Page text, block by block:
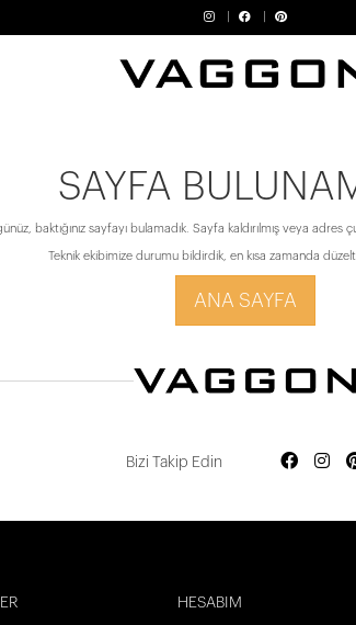
SAYFA
baktığınız sayfayı bulamadık. Sayfa kaldırılmış veya adres
Teknik ekibimize durumu bildirdik, en kısa zamanda
ANA SAYFA
Bizi Takip Edin
HESABIM